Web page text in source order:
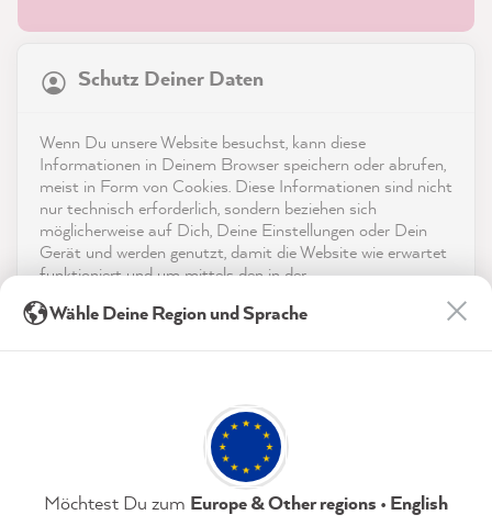
Service
Kontakt
Schutz Deiner Daten
Wenn Du unsere Website besuchst, kann diese
Informationen in Deinem Browser speichern oder abrufen,
meist in Form von Cookies. Diese Informationen sind nicht
nur technisch erforderlich, sondern beziehen sich
möglicherweise auf Dich, Deine Einstellungen oder Dein
Gerät und werden genutzt, damit die Website wie erwartet
funktioniert und um mittels den in der
der Webseite für deren Optimierung zu analysieren sowie
(jederzeit widerruflich) diesen Datenverarbeitungen
Datenschutzerklärung Impressum Einstellungen
21.886Bewertungen
reviews-io
Verifizierter Kunde
Die Farbauswahl ist einfach großartig. Die
überzeugend, was man alles in den eigenen
4 Wänden ändern könnte. Qualität der
Farben halte ich auch für sehr gut. Lediglich
beim Preis gibt es Abstriche.
Teilen
Twitter
Facebook
8.8.2026
Wähle Deine Region und Sprache
Möchtest Du zum Europe & Other regions • English